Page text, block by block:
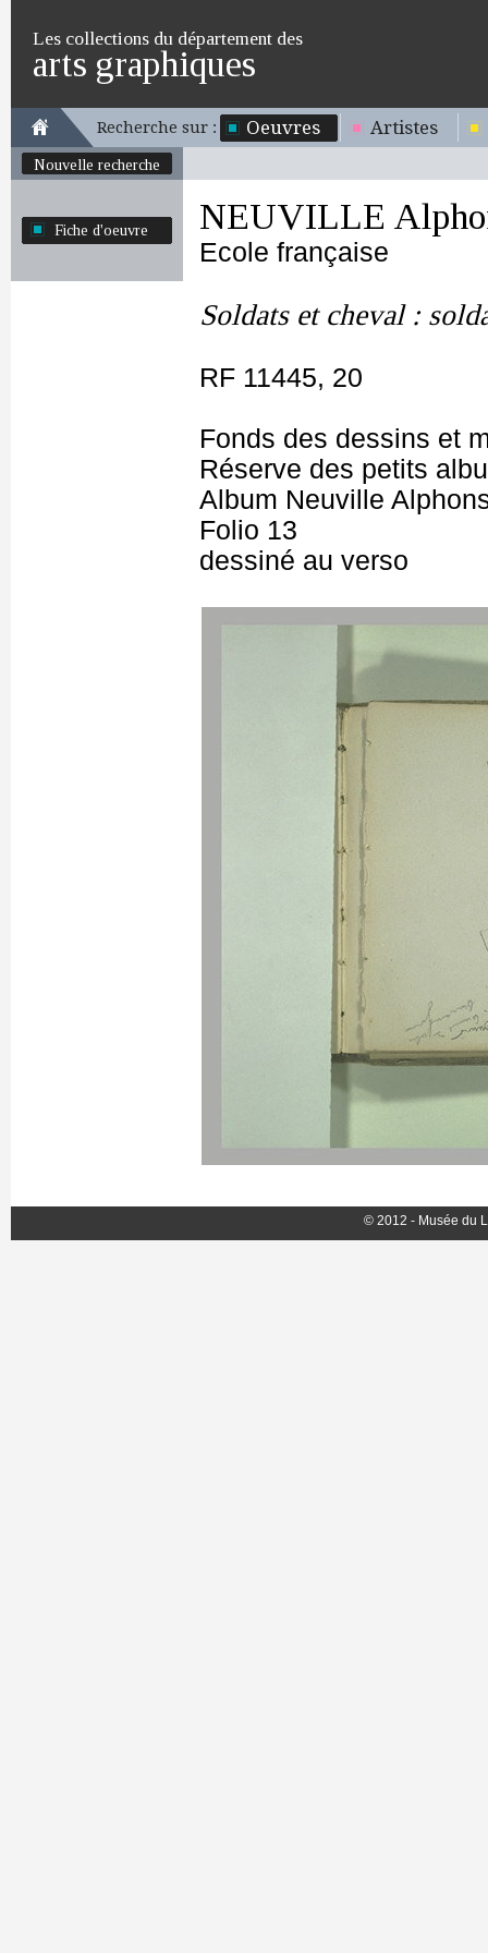
Les collections du département des
arts graphiques
Recherche sur : Oeuvres Artistes
Nouvelle recherche
Fiche d'oeuvre NEUVILLE
Ecole française
Soldats et cheval :
RF 11445, 20
Fonds des dessins et
Réserve des petits
Album Neuville
Folio 13
dessiné au verso
© 2012 - Musée du